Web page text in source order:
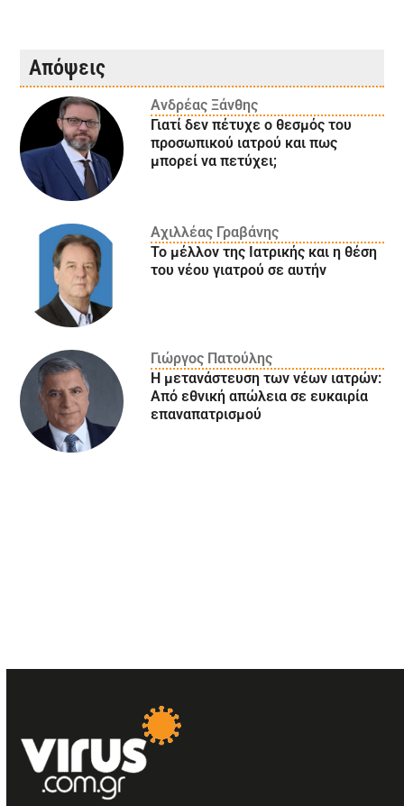
Απόψεις
Ανδρέας Ξάνθης
Γιατί δεν πέτυχε ο θεσμός του
προσωπικού ιατρού και πως
μπορεί να πετύχει;
Αχιλλέας Γραβάνης
Το μέλλον της Ιατρικής και η θέση
του νέου γιατρού σε αυτήν
Γιώργος Πατούλης
Η μετανάστευση των νέων ιατρών:
Aπό εθνική απώλεια σε ευκαιρία
επαναπατρισμού